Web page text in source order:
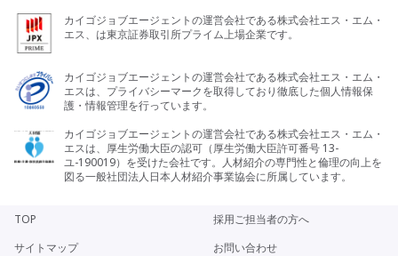
カイゴジョブエージェントの運営会社である株式会社エス・エム・
エス、は東京証券取引所プライム上場企業です。
カイゴジョブエージェントの運営会社である株式会社エス・エム・
エスは、プライバシーマークを取得しており徹底した個人情報保
護・情報管理を行っています。
カイゴジョブエージェントの運営会社である株式会社エス・エム・
エスは、厚生労働大臣の認可（厚生労働大臣許可番号 13-
ユ-190019）を受けた会社です。人材紹介の専門性と倫理の向上を
図る一般社団法人日本人材紹介事業協会に所属しています。
TOP
採用ご担当者の方へ
サイトマップ
お問い合わせ